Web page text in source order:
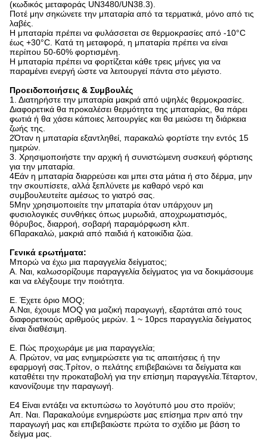
(κωδικός μεταφοράς UN3480/UN38.3).
Ποτέ μην σηκώνετε την μπαταρία από τα τερματικά, μόνο από τις
λαβές.
Η μπαταρία πρέπει να φυλάσσεται σε θερμοκρασίες από -10°C
έως +30°C. Κατά τη μεταφορά, η μπαταρία πρέπει να είναι
περίπου 50-60% φορτισμένη.
Η μπαταρία πρέπει να φορτίζεται κάθε τρεις μήνες για να
παραμένει ενεργή ώστε να λειτουργεί πάντα στο μέγιστο.
Προειδοποιήσεις & Συμβουλές
1. Διατηρήστε την μπαταρία μακριά από υψηλές θερμοκρασίες.
Διαφορετικά θα προκαλέσει θερμότητα της μπαταρίας, θα πάρει
φωτιά ή θα χάσει κάποιες λειτουργίες και θα μειώσει τη διάρκεια
ζωής της.
2Όταν η μπαταρία εξαντληθεί, παρακαλώ φορτίστε την εντός 15
ημερών.
3. Χρησιμοποιήστε την αρχική ή συνιστώμενη συσκευή φόρτισης
για την μπαταρία.
4Εάν η μπαταρία διαρρεύσει και μπει στα μάτια ή στο δέρμα, μην
την σκουπίσετε, αλλά ξεπλύνετε με καθαρό νερό και
συμβουλευτείτε αμέσως το γιατρό σας.
5Μην χρησιμοποιείτε την μπαταρία όταν υπάρχουν μη
φυσιολογικές συνθήκες όπως μυρωδιά, αποχρωματισμός,
θόρυβος, διαρροή, σοβαρή παραμόρφωση κλπ.
6Παρακαλώ, μακριά από παιδιά ή κατοικίδια ζώα.
Γενικά ερωτήματα:
Μπορώ να έχω μια παραγγελία δείγματος;
Α. Ναι, καλωσορίζουμε παραγγελία δείγματος για να δοκιμάσουμε
και να ελέγξουμε την ποιότητα.
Ε. Έχετε όριο MOQ;
Α.Ναι, έχουμε MOQ για μαζική παραγωγή, εξαρτάται από τους
διαφορετικούς αριθμούς μερών. 1 ~ 10pcs παραγγελία δείγματος
είναι διαθέσιμη.
Ε. Πώς προχωράμε με μια παραγγελία;
Α. Πρώτον, να μας ενημερώσετε για τις απαιτήσεις ή την
εφαρμογή σας.Τρίτον, ο πελάτης επιβεβαιώνει τα δείγματα και
καταθέτει την προκαταβολή για την επίσημη παραγγελία.Τέταρτον,
κανονίζουμε την παραγωγή.
Ε4 Είναι εντάξει να εκτυπώσω το λογότυπό μου στο προϊόν;
Απ. Ναι. Παρακαλούμε ενημερώστε μας επίσημα πριν από την
παραγωγή μας και επιβεβαιώστε πρώτα το σχέδιο με βάση το
δείγμα μας.